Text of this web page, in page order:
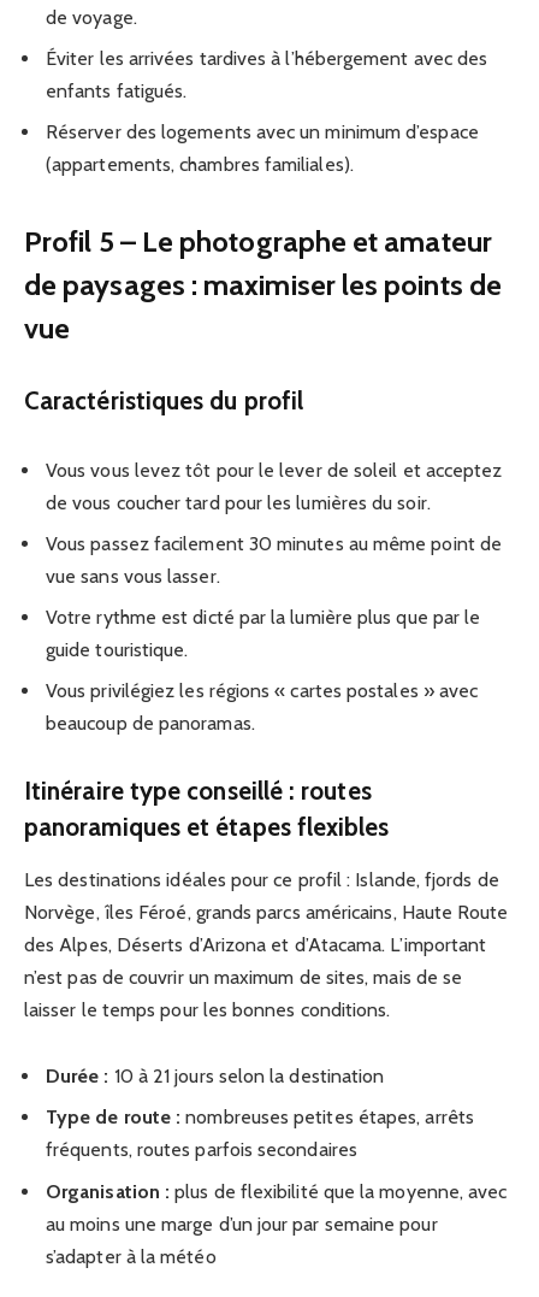
de voyage.
Éviter les arrivées tardives à l’hébergement avec des
enfants fatigués.
Réserver des logements avec un minimum d’espace
(appartements, chambres familiales).
Profil 5 – Le photographe et amateur
de paysages : maximiser les points de
vue
Caractéristiques du profil
Vous vous levez tôt pour le lever de soleil et acceptez
de vous coucher tard pour les lumières du soir.
Vous passez facilement 30 minutes au même point de
vue sans vous lasser.
Votre rythme est dicté par la lumière plus que par le
guide touristique.
Vous privilégiez les régions « cartes postales » avec
beaucoup de panoramas.
Itinéraire type conseillé : routes
panoramiques et étapes flexibles
Les destinations idéales pour ce profil : Islande, fjords de
Norvège, îles Féroé, grands parcs américains, Haute Route
des Alpes, Déserts d’Arizona et d’Atacama. L’important
n’est pas de couvrir un maximum de sites, mais de se
laisser le temps pour les bonnes conditions.
Durée : 10 à 21 jours selon la destination
Type de route : nombreuses petites étapes, arrêts
fréquents, routes parfois secondaires
Organisation : plus de flexibilité que la moyenne, avec
au moins une marge d’un jour par semaine pour
s’adapter à la météo